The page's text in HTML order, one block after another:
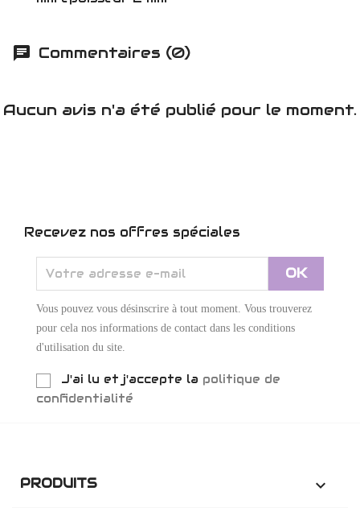
Commentaires (0)
Aucun avis n'a été publié pour le moment.
Recevez nos offres spéciales
Vous pouvez vous désinscrire à tout moment. Vous trouverez
pour cela nos informations de contact dans les conditions
d'utilisation du site.
J'ai lu et j'accepte la politique de
confidentialité
PRODUITS 